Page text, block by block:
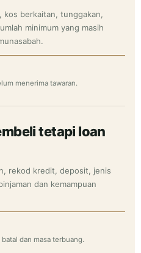
kos berkaitan, tunggakan,
minimum yang masih
menerima tawaran.
tetapi loan
rekod kredit, deposit, jenis
dan kemampuan
dan masa terbuang.